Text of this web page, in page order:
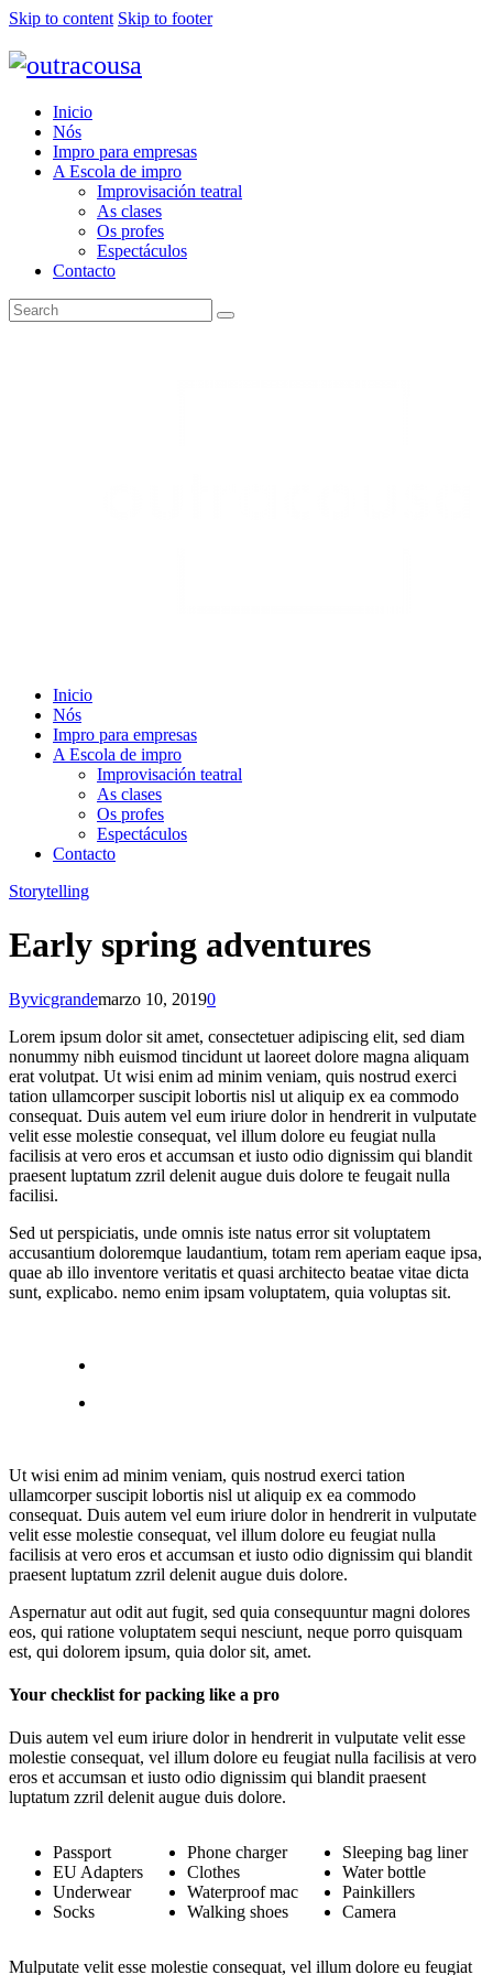
Skip to content Skip to footer
Inicio
Nós
Impro para empresas
A Escola de impro
Improvisación teatral
As clases
Os profes
Espectáculos
Contacto
Inicio
Nós
Impro para empresas
A Escola de impro
Improvisación teatral
As clases
Os profes
Espectáculos
Contacto
Storytelling
Early spring adventures
Byvicgrandemarzo 10, 20190
Lorem ipsum dolor sit amet, consectetuer adipiscing elit, sed diam
nonummy nibh euismod tincidunt ut laoreet dolore magna aliquam
erat volutpat. Ut wisi enim ad minim veniam, quis nostrud exerci
tation ullamcorper suscipit lobortis nisl ut aliquip ex ea commodo
consequat. Duis autem vel eum iriure dolor in hendrerit in vulputate
velit esse molestie consequat, vel illum dolore eu feugiat nulla
facilisis at vero eros et accumsan et iusto odio dignissim qui blandit
praesent luptatum zzril delenit augue duis dolore te feugait nulla
facilisi.
Sed ut perspiciatis, unde omnis iste natus error sit voluptatem
accusantium doloremque laudantium, totam rem aperiam eaque ipsa,
quae ab illo inventore veritatis et quasi architecto beatae vitae dicta
sunt, explicabo. nemo enim ipsam voluptatem, quia voluptas sit.
Ut wisi enim ad minim veniam, quis nostrud exerci tation
ullamcorper suscipit lobortis nisl ut aliquip ex ea commodo
consequat. Duis autem vel eum iriure dolor in hendrerit in vulputate
velit esse molestie consequat, vel illum dolore eu feugiat nulla
facilisis at vero eros et accumsan et iusto odio dignissim qui blandit
praesent luptatum zzril delenit augue duis dolore.
Aspernatur aut odit aut fugit, sed quia consequuntur magni dolores
eos, qui ratione voluptatem sequi nesciunt, neque porro quisquam
est, qui dolorem ipsum, quia dolor sit, amet.
Your checklist for packing like a pro
Duis autem vel eum iriure dolor in hendrerit in vulputate velit esse
molestie consequat, vel illum dolore eu feugiat nulla facilisis at vero
eros et accumsan et iusto odio dignissim qui blandit praesent
luptatum zzril delenit augue duis dolore.
Passport
EU Adapters
Underwear
Socks
Phone charger
Clothes
Waterproof mac
Walking shoes
Sleeping bag liner
Water bottle
Painkillers
Camera
Мulputate velit esse molestie consequat, vel illum dolore eu feugiat